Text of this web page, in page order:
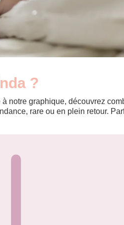
?
notre graphique, découvrez
rare ou en plein retour.